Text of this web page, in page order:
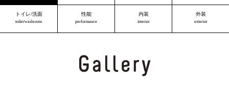
トイレ/洗面
toilet/washroom
性能
performance
内装
interior
外装
exterior